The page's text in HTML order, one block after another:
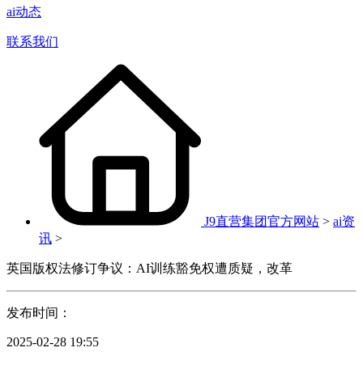
ai动态
联系我们
J9直营集团官方网站 > ai资
讯 >
英国版权法修订争议：AI训练豁免权遭质疑，改革
发布时间：
2025-02-28 19:55